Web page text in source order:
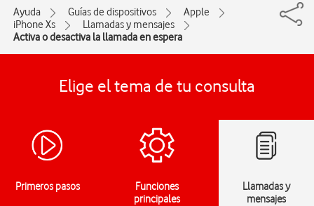
Ayuda Guías de dispositivos
Apple
iPhone Xs
Llamadas y mensajes
Activa o desactiva la llamada en espera
Elige el tema de tu consulta
Primeros pasos
Funciones
principales
Llamadas y
mensajes